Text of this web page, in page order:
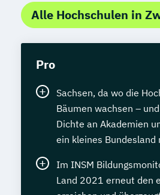
Alle Hochschulen in
Pro
Sachsen, da wo die
Bäumen wachsen –
Dichte an Akademien
ein kleines Bundesland
Im INSM
Land 2021 erneut den